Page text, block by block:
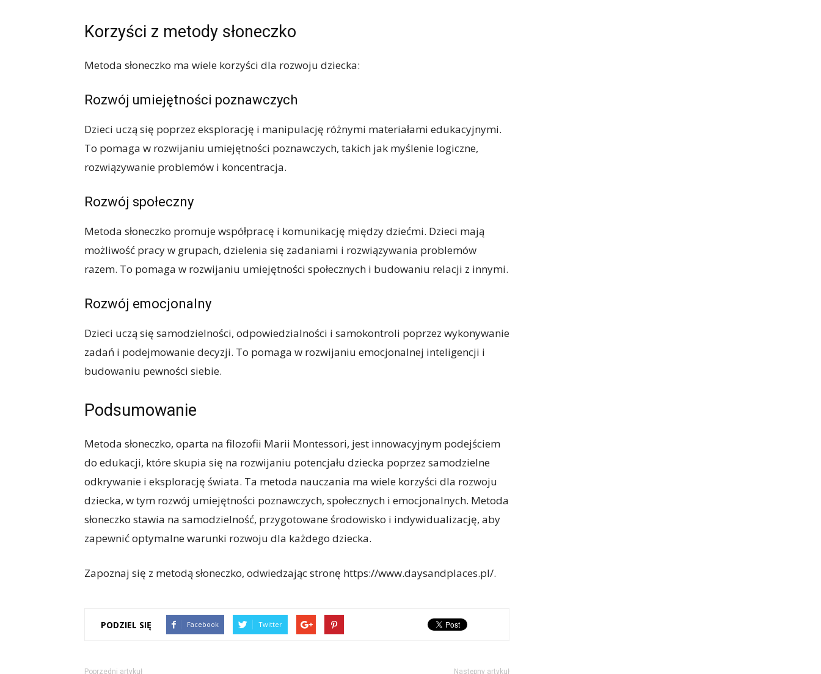
Korzyści z metody słoneczko
Metoda słoneczko ma wiele korzyści dla rozwoju dziecka:
Rozwój umiejętności poznawczych
Dzieci uczą się poprzez eksplorację i manipulację różnymi materiałami edukacyjnymi.
To pomaga w rozwijaniu umiejętności poznawczych, takich jak myślenie logiczne,
rozwiązywanie problemów i koncentracja.
Rozwój społeczny
Metoda słoneczko promuje współpracę i komunikację między dziećmi. Dzieci mają
możliwość pracy w grupach, dzielenia się zadaniami i rozwiązywania problemów
razem. To pomaga w rozwijaniu umiejętności społecznych i budowaniu relacji z innymi.
Rozwój emocjonalny
Dzieci uczą się samodzielności, odpowiedzialności i samokontroli poprzez wykonywanie
zadań i podejmowanie decyzji. To pomaga w rozwijaniu emocjonalnej inteligencji i
budowaniu pewności siebie.
Podsumowanie
Metoda słoneczko, oparta na filozofii Marii Montessori, jest innowacyjnym podejściem
do edukacji, które skupia się na rozwijaniu potencjału dziecka poprzez samodzielne
odkrywanie i eksplorację świata. Ta metoda nauczania ma wiele korzyści dla rozwoju
dziecka, w tym rozwój umiejętności poznawczych, społecznych i emocjonalnych. Metoda
słoneczko stawia na samodzielność, przygotowane środowisko i indywidualizację, aby
zapewnić optymalne warunki rozwoju dla każdego dziecka.
Zapoznaj się z metodą słoneczko, odwiedzając stronę https://www.daysandplaces.pl/.
PODZIEL SIĘ Facebook Twitter
Poprzedni artykuł Następny artykuł